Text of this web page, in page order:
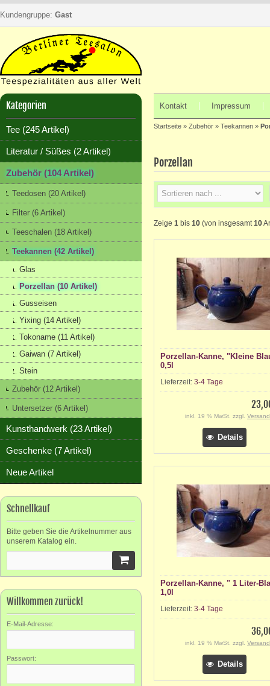
Kundengruppe: Gast
Kategorien
Tee (245 Artikel)
Literatur / Süßes (2 Artikel)
Zubehör (104 Artikel)
Teedosen (20 Artikel)
Filter (6 Artikel)
Teeschalen (18 Artikel)
Teekannen (42 Artikel)
Glas
Porzellan (10 Artikel)
Gusseisen
Yixing (14 Artikel)
Tokoname (11 Artikel)
Gaiwan (7 Artikel)
Stein
Zubehör (12 Artikel)
Untersetzer (6 Artikel)
Kunsthandwerk (23 Artikel)
Geschenke (7 Artikel)
Neue Artikel
Schnellkauf
Bitte geben Sie die Artikelnummer aus
unserem Katalog ein.
Willkommen zurück!
E-Mail-Adresse:
Passwort:
Kontakt Impressum
Startseite » Zubehör » Teekannen »
Porzellan
Zeige 1 bis 10 (von insgesamt10
Porzellan-Kanne, "Kleine
0,5l
Lieferzeit: 3-4 Tage
inkl. 19 % MwSt. zzgl.
Details
Porzellan-Kanne, " 1 Liter-
1,0l
Lieferzeit: 3-4 Tage
inkl. 19 % MwSt. zzgl.
Details